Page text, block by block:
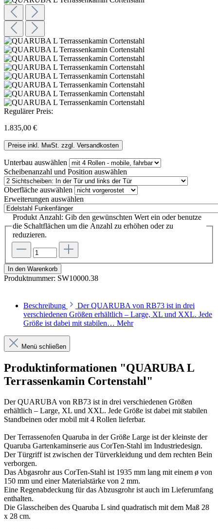
Regulärer Preis:
1.835,00 €
Preise inkl. MwSt. zzgl. Versandkosten
Unterbau auswählen
Scheibenanzahl und Position auswählen
Oberfläche auswählen
Erweiterungen auswählen
Produkt Anzahl: Gib den gewünschten Wert ein oder benutze
die Schaltflächen um die Anzahl zu erhöhen oder zu
reduzieren.
In den Warenkorb
Produktnummer: SW10000.38
Beschreibung
Der QUARUBA von RB73 ist in drei
verschiedenen Größen erhältlich – Large, XL und XXL. Jede
Größe ist dabei mit stabilen… Mehr
Menü schließen
Produktinformationen "QUARUBA L
Terrassenkamin Cortenstahl"
Der QUARUBA von RB73 ist in drei verschiedenen Größen
erhältlich – Large, XL und XXL. Jede Größe ist dabei mit stabilen
Standbeinen oder mobil mit 4 Rollen lieferbar.
Der Terrassenofen Quaruba in der Größe Large ist der kleinste der
Quaruba Gartenkaminserie aus CorTen-Stahl im Industriedesign.
Der Türgriff ist zwischen der Türverkleidung und dem rechten Bein
verborgen.
Das Abgasrohr aus CorTen-Stahl ist 1935 mm lang mit einem ø von
150 mm und einer Materialstärke von 2 mm.
Eine Regenabdeckung für das Abzusgrohr ist auch im Lieferumfang
enthalten.
Die Glasscheiben des Quaruba L sind quadratisch mit dem Maß 28
x 28 cm.